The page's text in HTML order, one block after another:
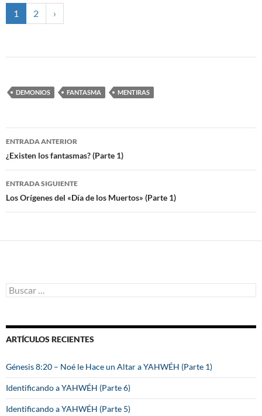
1 2 ›
DEMONIOS FANTASMA MENTIRAS
Navegación
de
entradas
ENTRADA ANTERIOR
¿Existen los fantasmas? (Parte 1)
ENTRADA SIGUIENTE
Los Orígenes del «Día de los Muertos» (Parte 1)
B
u
a
r
ARTÍCULOS RECIENTES
Génesis 8:20 – Noé le Hace un Altar a YAHWÉH (Parte 1)
Identificando a YAHWÉH (Parte 6)
Identificando a YAHWÉH (Parte 5)